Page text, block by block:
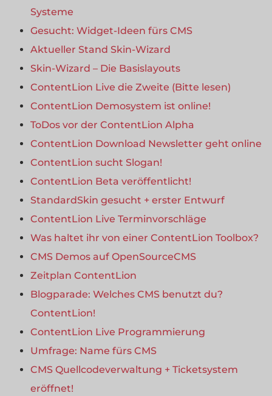
Systeme
Gesucht: Widget-Ideen fürs CMS
Aktueller Stand Skin-Wizard
Skin-Wizard – Die Basislayouts
ContentLion Live die Zweite (Bitte lesen)
ContentLion Demosystem ist online!
ToDos vor der ContentLion Alpha
ContentLion Download Newsletter geht online
ContentLion sucht Slogan!
ContentLion Beta veröffentlicht!
StandardSkin gesucht + erster Entwurf
ContentLion Live Terminvorschläge
Was haltet ihr von einer ContentLion Toolbox?
CMS Demos auf OpenSourceCMS
Zeitplan ContentLion
Blogparade: Welches CMS benutzt du?
ContentLion!
ContentLion Live Programmierung
Umfrage: Name fürs CMS
CMS Quellcodeverwaltung + Ticketsystem
eröffnet!